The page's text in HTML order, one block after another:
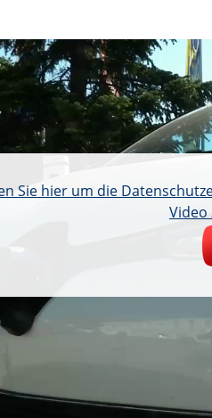
Sie hier um die
Video